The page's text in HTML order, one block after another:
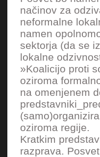
načinov za
neformalne
namen
sektorja (da se
lokalne
»Koalicijo proti
oziroma
na omenjenem
oziroma regije.
Kratkim
razprava.